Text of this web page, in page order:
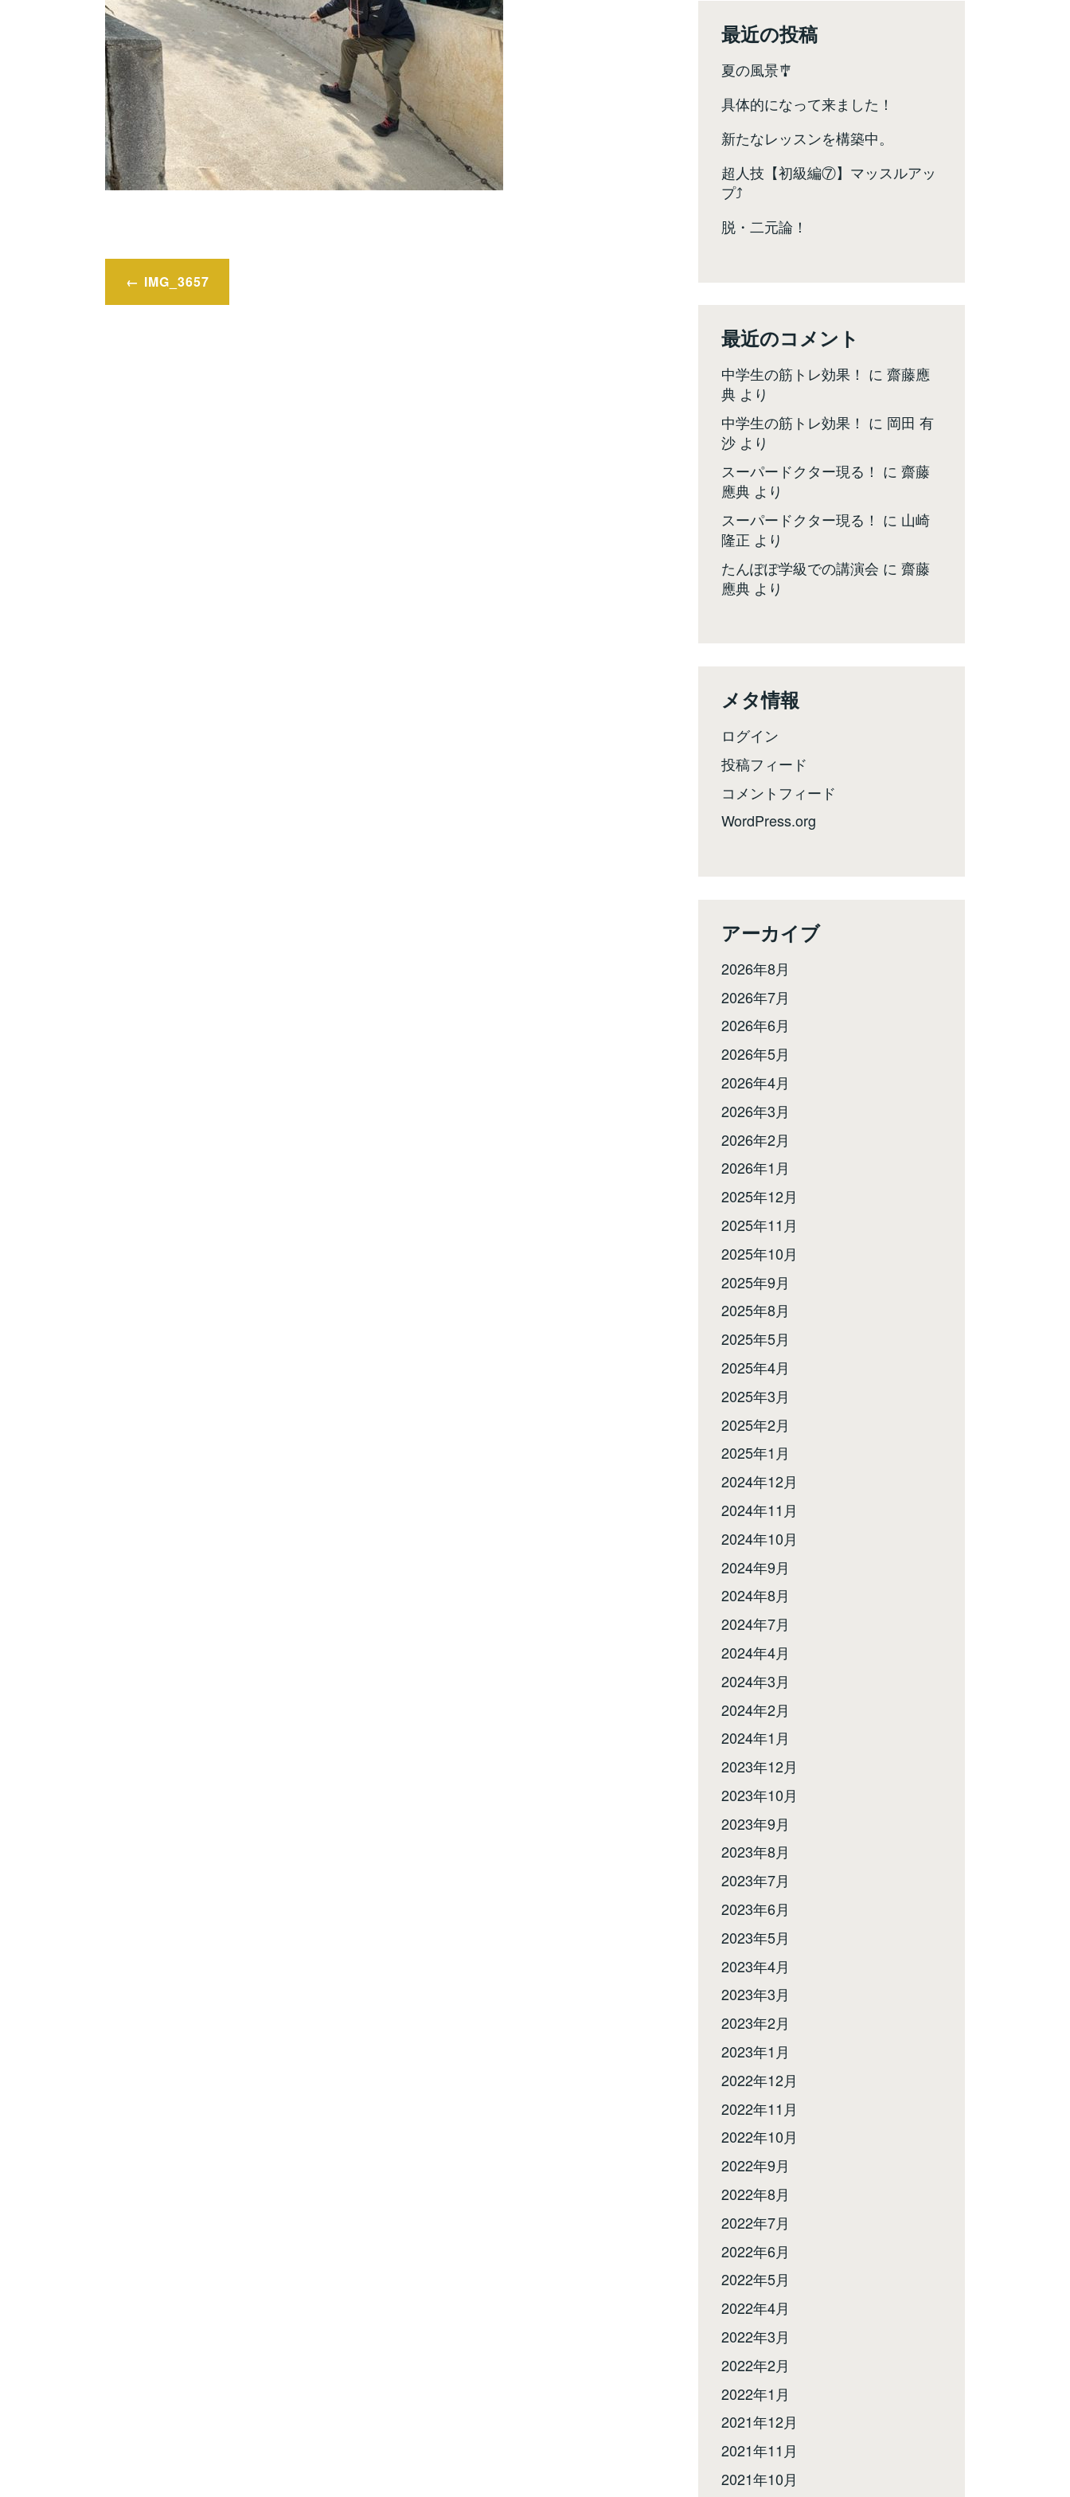
投
稿
IMG_3657
最近の投稿
夏の風景🎐
具体的になって来ました！
新たなレッスンを構築中。
超人技【初級編⑦】マッスルアッ
プ⤴️
脱・二元論！
最近のコメント
中学生の筋トレ効果！ に 齋藤應
典 より
中学生の筋トレ効果！ に 岡田 有
沙 より
スーパードクター現る！ に 齋藤
應典 より
スーパードクター現る！ に 山崎
隆正 より
たんぽぽ学級での講演会 に 齋藤
應典 より
メタ情報
ログイン
投稿フィード
コメントフィード
WordPress.org
アーカイブ
2026年8月
2026年7月
2026年6月
2026年5月
2026年4月
2026年3月
2026年2月
2026年1月
2025年12月
2025年11月
2025年10月
2025年9月
2025年8月
2025年5月
2025年4月
2025年3月
2025年2月
2025年1月
2024年12月
2024年11月
2024年10月
2024年9月
2024年8月
2024年7月
2024年4月
2024年3月
2024年2月
2024年1月
2023年12月
2023年10月
2023年9月
2023年8月
2023年7月
2023年6月
2023年5月
2023年4月
2023年3月
2023年2月
2023年1月
2022年12月
2022年11月
2022年10月
2022年9月
2022年8月
2022年7月
2022年6月
2022年5月
2022年4月
2022年3月
2022年2月
2022年1月
2021年12月
2021年11月
2021年10月